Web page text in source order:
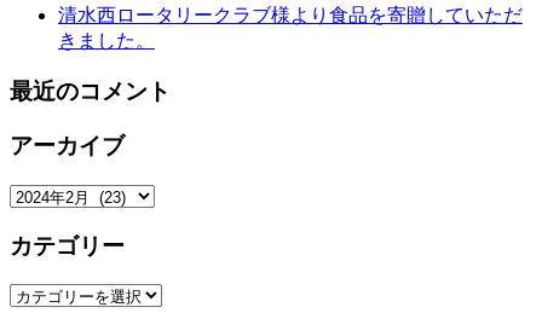
清水西ロータリークラブ様より食品を寄贈していただ
きました。
最近のコメント
アーカイブ
ア
カ
ブ
カテゴリー
カ